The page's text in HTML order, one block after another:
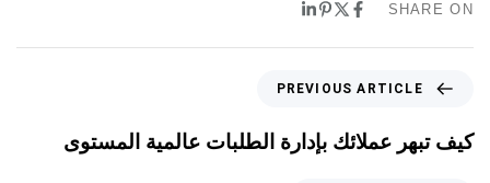
SHARE ON
PREVIOUS ARTICLE
كيف تبهر عملائك بإدارة الطلبات عالمية المستوى